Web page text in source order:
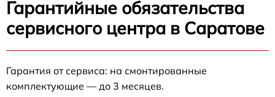
Гарантийные обязательства
сервисного центра в Саратове
Гарантия от сервиса: на смонтированные
комплектующие — до 3 месяцев.